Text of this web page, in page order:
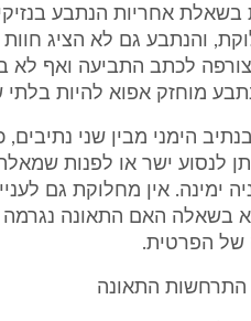
אחריות הנתבע
והנתבע גם לא הציג
לכתב התביעה ואף לא
מוחזק אפוא להיות בלתי
הימני מבין שני נתיבים,
לנסוע ישר או לפנות
ימינה. אין מחלוקת גם
בשאלה האם התאונה
של הפרטית.
התאונה